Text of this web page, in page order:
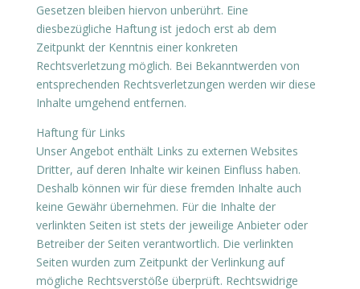
Gesetzen bleiben hiervon unberührt. Eine
diesbezügliche Haftung ist jedoch erst ab dem
Zeitpunkt der Kenntnis einer konkreten
Rechtsverletzung möglich. Bei Bekanntwerden von
entsprechenden Rechtsverletzungen werden wir diese
Inhalte umgehend entfernen.
Haftung für Links
Unser Angebot enthält Links zu externen Websites
Dritter, auf deren Inhalte wir keinen Einfluss haben.
Deshalb können wir für diese fremden Inhalte auch
keine Gewähr übernehmen. Für die Inhalte der
verlinkten Seiten ist stets der jeweilige Anbieter oder
Betreiber der Seiten verantwortlich. Die verlinkten
Seiten wurden zum Zeitpunkt der Verlinkung auf
mögliche Rechtsverstöße überprüft. Rechtswidrige